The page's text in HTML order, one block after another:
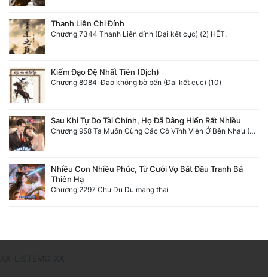
Xuyên Thư
Điền Văn
Đô Thị
Đông Phương
Đông Phương Huyền Huyễn
Đồng Nhân
Cẩu Đạo Trường Sinh
Thanh Liên Chi Đỉnh
Chương 7344 Thanh Liên đỉnh (Đại kết cục) (2) HẾT.
Kiếm Đạo Đệ Nhất Tiên (Dịch)
Chương 8084: Đạo không bờ bến (Đại kết cục) (10)
Sau Khi Tự Do Tài Chính, Họ Đã Dâng Hiến Rất Nhiều
Chương 958 Ta Muốn Cùng Các Cô Vĩnh Viễn Ở Bên Nhau (2) Hết
Nhiều Con Nhiều Phúc, Từ Cưới Vợ Bắt Đầu Tranh Bá
Thiên Hạ
Chương 2297 Chu Du Du mang thai